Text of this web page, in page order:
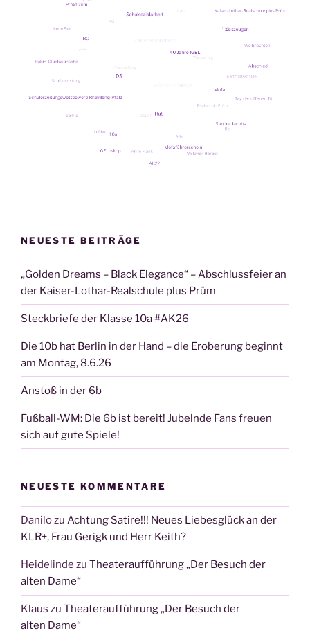
NEUESTE BEITRÄGE
„Golden Dreams – Black Elegance“ – Abschlussfeier an
der Kaiser-Lothar-Realschule plus Prüm
Steckbriefe der Klasse 10a #AK26
Die 10b hat Berlin in der Hand – die Eroberung beginnt
am Montag, 8.6.26
Anstoß in der 6b
Fußball-WM: Die 6b ist bereit! Jubelnde Fans freuen
sich auf gute Spiele!
NEUESTE KOMMENTARE
Danilozu Achtung Satire!!! Neues Liebesglück an der
KLR+, Frau Gerigk und Herr Keith?
Heidelinde zu Theateraufführung „Der Besuch der
alten Dame“
Klaus zu Theateraufführung „Der Besuch der
alten Dame“